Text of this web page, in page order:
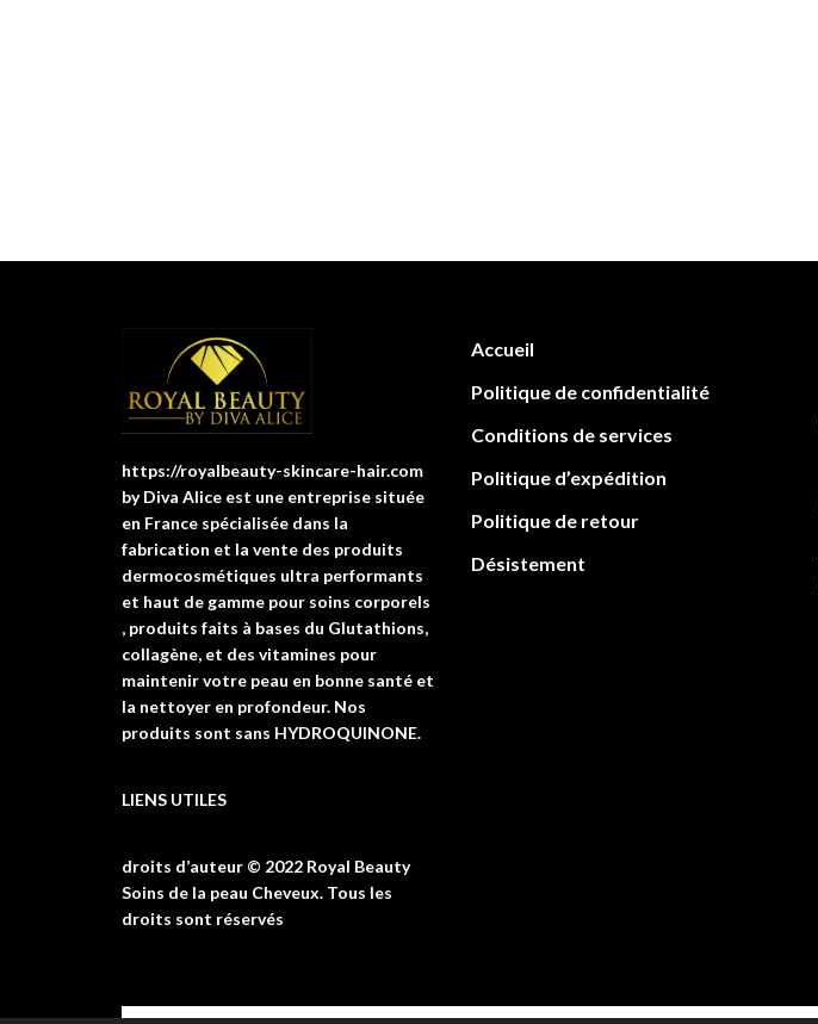
https://royalbeauty-skincare-hair.com
by Diva Alice est une entreprise située
en France spécialisée dans la
fabrication et la vente des produits
dermocosmétiques ultra performants
et haut de gamme pour soins corporels
, produits faits à bases du Glutathions,
collagène, et des vitamines pour
maintenir votre peau en bonne santé et
la nettoyer en profondeur. Nos
produits sont sans HYDROQUINONE.
LIENS UTILES
droits d’auteur © 2022 Royal Beauty
Soins de la peau Cheveux. Tous les
droits sont réservés
Accueil
Politique de confidentialité
Conditions de services
Politique d’expédition
Politique de retour
Désistement